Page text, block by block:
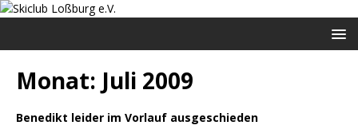
Monat: Juli 2009
Benedikt leider im Vorlauf ausgeschieden